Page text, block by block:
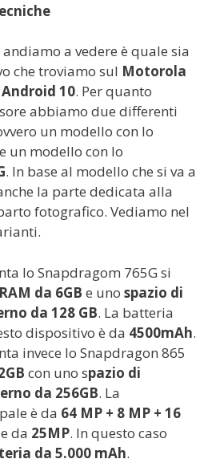
a vedere è quale sia
che troviamo sul Motorola
Android 10. Per quanto
abbiamo due differenti
un modello con lo
e un modello con lo
. In base al modello che si va a
la parte dedicata alla
fotografico. Vediamo nel
lo Snapdragom 765G si
RAM da 6GB e uno spazio di
da 128 GB. La batteria
dispositivo è da 4500mAh.
invece lo Snapdragon 865
con uno spazio di
da 256GB. La
è da 64 MP + 8 MP + 16
da 25MP. In questo caso
da 5.000 mAh.